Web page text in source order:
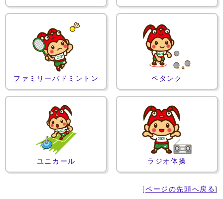
ファミリーバドミントン ペタンク
ユニカール ラジオ体操
[ページの先頭へ戻る]